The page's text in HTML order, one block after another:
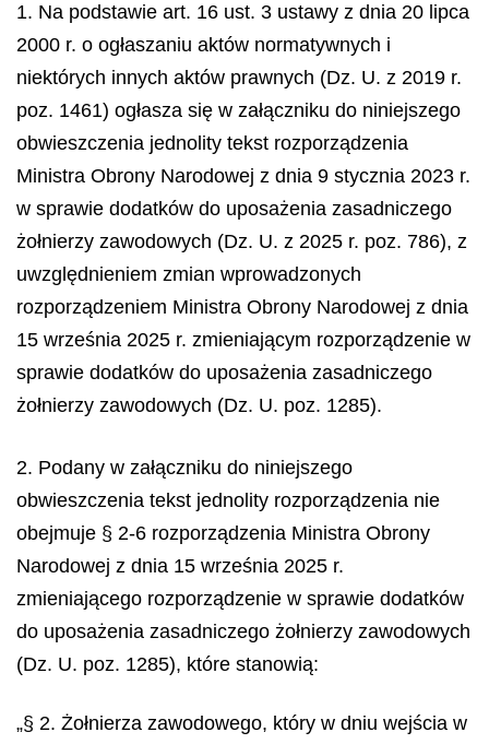
1. Na podstawie art. 16 ust. 3 ustawy z dnia 20 lipca
2000 r. o ogłaszaniu aktów normatywnych i
niektórych innych aktów prawnych (Dz. U. z 2019 r.
poz. 1461) ogłasza się w załączniku do niniejszego
obwieszczenia jednolity tekst rozporządzenia
Ministra Obrony Narodowej z dnia 9 stycznia 2023 r.
w sprawie dodatków do uposażenia zasadniczego
żołnierzy zawodowych (Dz. U. z 2025 r. poz. 786), z
uwzględnieniem zmian wprowadzonych
rozporządzeniem Ministra Obrony Narodowej z dnia
15 września 2025 r. zmieniającym rozporządzenie w
sprawie dodatków do uposażenia zasadniczego
żołnierzy zawodowych (Dz. U. poz. 1285).
2. Podany w załączniku do niniejszego
obwieszczenia tekst jednolity rozporządzenia nie
obejmuje § 2-6 rozporządzenia Ministra Obrony
Narodowej z dnia 15 września 2025 r.
zmieniającego rozporządzenie w sprawie dodatków
do uposażenia zasadniczego żołnierzy zawodowych
(Dz. U. poz. 1285), które stanowią:
„§ 2. Żołnierza zawodowego, który w dniu wejścia w